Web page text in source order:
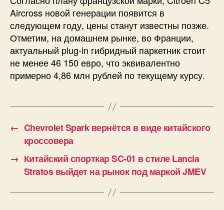
Aircross новой генерации появится в
следующем году, цены станут известны позже.
Отметим, на домашнем рынке, во Франции,
актуальный plug-in гибридный паркетник стоит
не менее 46 150 евро, что эквивалентно
примерно 4,86 млн рублей по текущему курсу.
← Chevrolet Spark вернётся в виде китайского
кроссовера
→ Китайский спорткар SC-01 в стиле Lancia
Stratos выйдет на рынок под маркой JMEV